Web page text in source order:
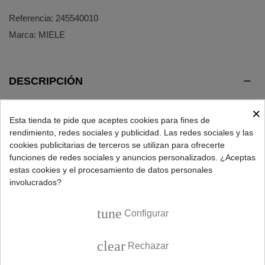
Referencia: 245540010
Marca: MIELE
DESCRIPCIÓN
Repuesto resistencia para lavavajillas Miele.
Medidas: 485x406mm.
Potencia 3000W y voltaje 220V.
Códigos originales:
Modelos de lavavajillas compatibles:
ANIVERSARIOG570SC, AURING570,
×
Esta tienda te pide que aceptes cookies para fines de
rendimiento, redes sociales y publicidad. Las redes sociales y las
cookies publicitarias de terceros se utilizan para ofrecerte
funciones de redes sociales y anuncios personalizados. ¿Aceptas
estas cookies y el procesamiento de datos personales
involucrados?
tune Configurar
clear Rechazar